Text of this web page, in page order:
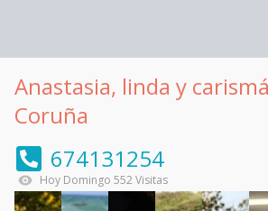
Anastasia, linda y
Coruña
674131254
Hoy Domingo 552 Visitas